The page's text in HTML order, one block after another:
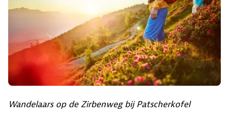
Wandelaars op de Zirbenweg bij Patscherkofel